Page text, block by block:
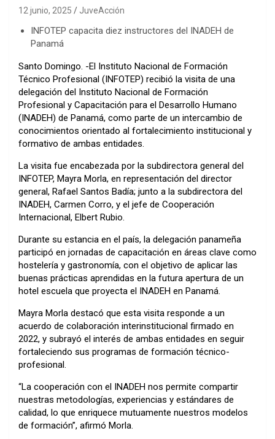
12 junio, 2025 JuveAcción
INFOTEP capacita diez instructores del INADEH de
Panamá
Santo Domingo. -El Instituto Nacional de Formación
Técnico Profesional (INFOTEP) recibió la visita de una
delegación del Instituto Nacional de Formación
Profesional y Capacitación para el Desarrollo Humano
(INADEH) de Panamá, como parte de un intercambio de
conocimientos orientado al fortalecimiento institucional y
formativo de ambas entidades.
La visita fue encabezada por la subdirectora general del
INFOTEP, Mayra Morla, en representación del director
general, Rafael Santos Badía; junto a la subdirectora del
INADEH, Carmen Corro, y el jefe de Cooperación
Internacional, Elbert Rubio.
Durante su estancia en el país, la delegación panameña
participó en jornadas de capacitación en áreas clave como
hostelería y gastronomía, con el objetivo de aplicar las
buenas prácticas aprendidas en la futura apertura de un
hotel escuela que proyecta el INADEH en Panamá.
Mayra Morla destacó que esta visita responde a un
acuerdo de colaboración interinstitucional firmado en
2022, y subrayó el interés de ambas entidades en seguir
fortaleciendo sus programas de formación técnico-
profesional.
“La cooperación con el INADEH nos permite compartir
nuestras metodologías, experiencias y estándares de
calidad, lo que enriquece mutuamente nuestros modelos
de formación”, afirmó Morla.